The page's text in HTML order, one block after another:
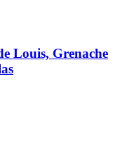
Louis, Grenache